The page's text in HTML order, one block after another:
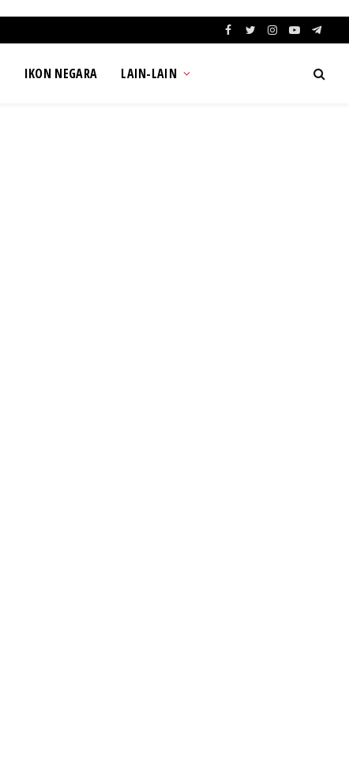
Facebook
TwitterInstagram
YouTube
IKON NEGARA LAIN-LAIN